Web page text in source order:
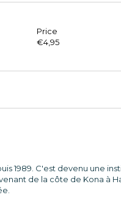
Price
€4,95
1989. C'est devenu une
de la côte de Kona à